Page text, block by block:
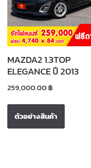
MAZDA2 1.3TOP
ELEGANCE ปี 2013
259,000.00 ฿
ตัวอย่างสินค้า